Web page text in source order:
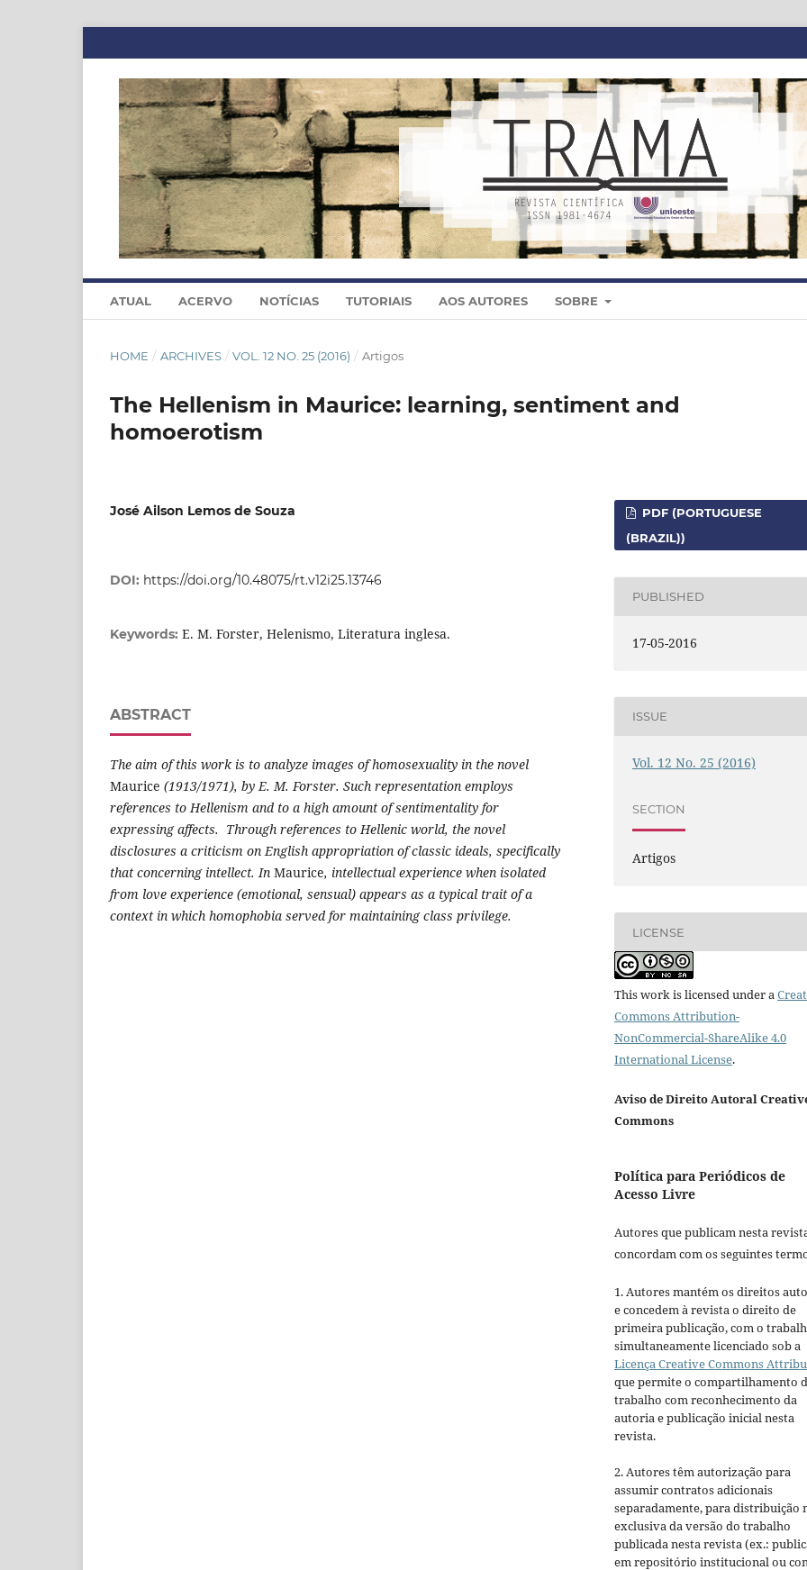
ATUAL ACERVO NOTÍCIAS TUTORIAIS AOS AUTORES SOBRE
HOME / ARCHIVES / VOL. 12 NO. 25 (2016) / Artigos
The Hellenism in Maurice: learning, sentiment and
homoerotism
José Ailson Lemos de Souza
DOI: https://doi.org/10.48075/rt.v12i25.13746
Keywords: E. M. Forster, Helenismo, Literatura inglesa.
ABSTRACT
The aim of this work is to analyze images of homosexuality in the novel
Maurice (1913/1971), by E. M. Forster. Such representation employs
references to Hellenism and to a high amount of sentimentality for
expressing affects. Through references to Hellenic world, the novel
disclosures a criticism on English appropriation of classic ideals, specifically
that concerning intellect. In Maurice, intellectual experience when isolated
from love experience (emotional, sensual) appears as a typical trait of a
context in which homophobia served for maintaining class privilege.
PDF (PORTUGUESE
(BRAZIL))
PUBLISHED
17-05-2016
ISSUE
Vol. 12 No. 25 (2016)
SECTION
Artigos
LICENSE
This work is licensed under a
Commons Attribution-
NonCommercial-ShareAlike 4.0
International License.
Aviso de Direito Autoral
Commons
Política para Periódicos de
Acesso Livre
Autores que publicam nesta
concordam com os seguintes
1. Autores mantém os direitos
e concedem à revista o direito de
primeira publicação, com o
simultaneamente licenciado sob a
Licença Creative Commons
que permite o compartilhamento
trabalho com reconhecimento da
autoria e publicação inicial nesta
revista.
2. Autores têm autorização para
assumir contratos adicionais
separadamente, para distribuição
exclusiva da versão do trabalho
publicada nesta revista (ex.:
em repositório institucional ou